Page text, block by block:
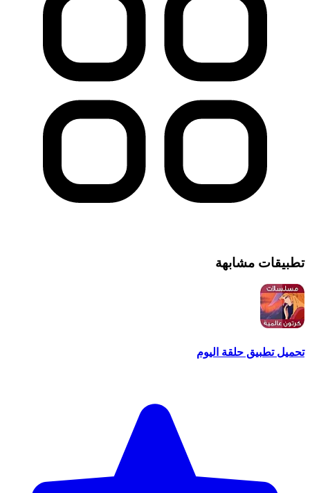
تطبيقات مشابهة
تحميل تطبيق حلقة اليوم